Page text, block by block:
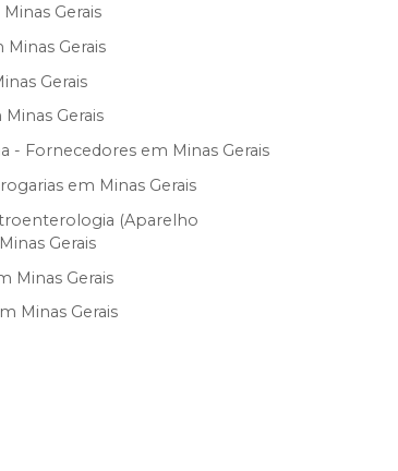
Gerais
Gerais
Gerais
Gerais
- Fornecedores em Minas Gerais
em Minas Gerais
(Aparelho
Gerais
Minas Gerais
Minas Gerais